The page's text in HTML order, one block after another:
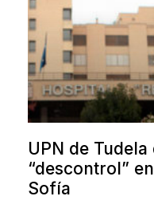
UPN de
“descontrol”
Sofía